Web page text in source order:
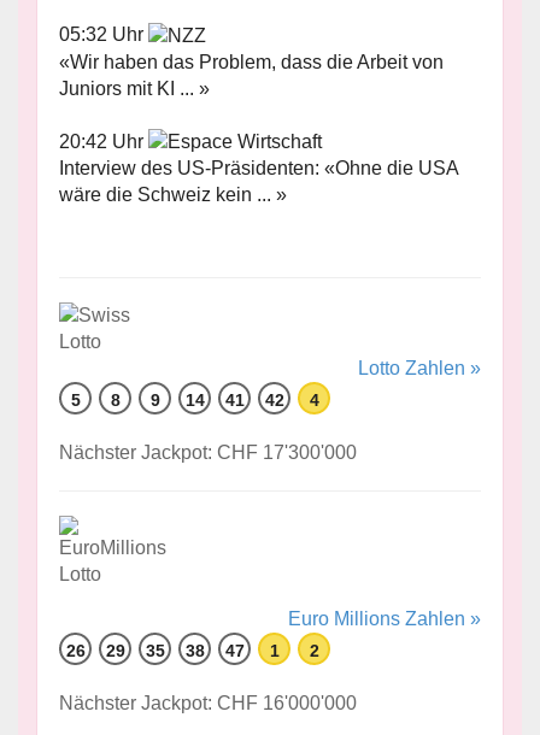
05:32 Uhr
«Wir haben das Problem, dass die Arbeit von
Juniors mit KI ... »
20:42 Uhr
Interview des US-Präsidenten: «Ohne die USA
wäre die Schweiz kein ... »
Lotto Zahlen »
5 8 9 14 41 42 4
Nächster Jackpot: CHF 17'300'000
Euro Millions Zahlen »
26 29 35 38 47 1 2
Nächster Jackpot: CHF 16'000'000